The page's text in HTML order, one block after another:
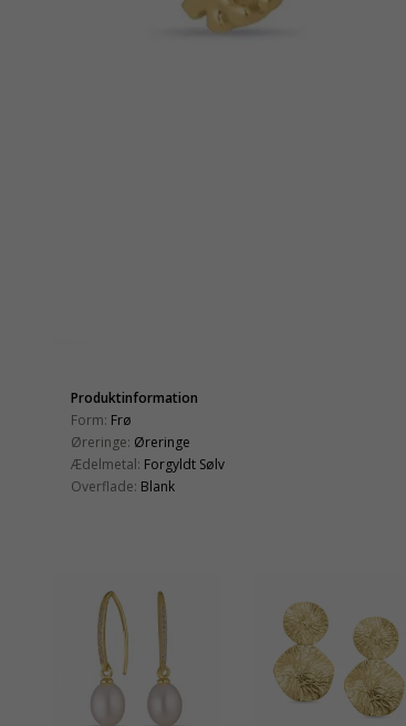
Produktinformation
Form: Frø
Øreringe: Øreringe
Ædelmetal: Forgyldt Sølv
Overflade: Blank